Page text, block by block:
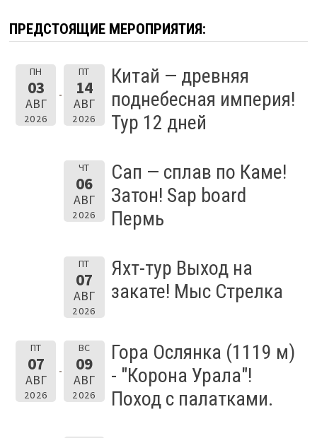
ПРЕДСТОЯЩИЕ МЕРОПРИЯТИЯ:
ПН
03
АВГ
2026
ПТ
14
АВГ
2026
Китай — древняя
поднебесная империя!
Тур 12 дней
ЧТ
06
АВГ
2026
Сап — сплав по Каме!
Затон! Sap board
Пермь
ПТ
07
АВГ
2026
Яхт-тур Выход на
закате! Мыс Стрелка
ПТ
07
АВГ
2026
ВС
09
АВГ
2026
Гора Ослянка (1119 м)
- "Корона Урала"!
Поход с палатками.